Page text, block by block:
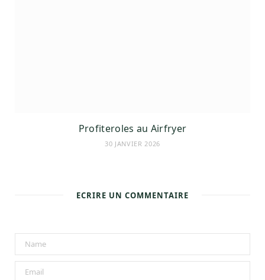
Profiteroles au Airfryer
30 JANVIER 2026
ECRIRE UN COMMENTAIRE